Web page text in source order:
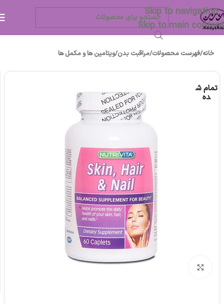
Skip to navigation
Skip to main content
خانه/فهرست محصولات/مراقبت بدن/ویتامین ها و مکمل ها
تمام ش
ده
برای بزرگنمایی کلیک کنید